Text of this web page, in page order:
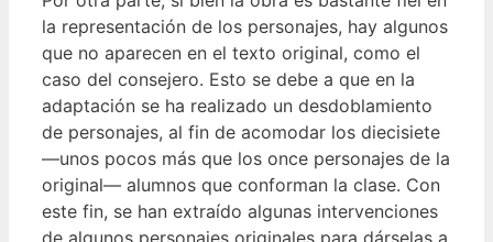
la representación de los personajes, hay algunos
que no aparecen en el texto original, como el
caso del consejero. Esto se debe a que en la
adaptación se ha realizado un desdoblamiento
de personajes, al fin de acomodar los diecisiete
—unos pocos más que los once personajes de la
original— alumnos que conforman la clase. Con
este fin, se han extraído algunas intervenciones
de algunos personajes originales para dárselas a